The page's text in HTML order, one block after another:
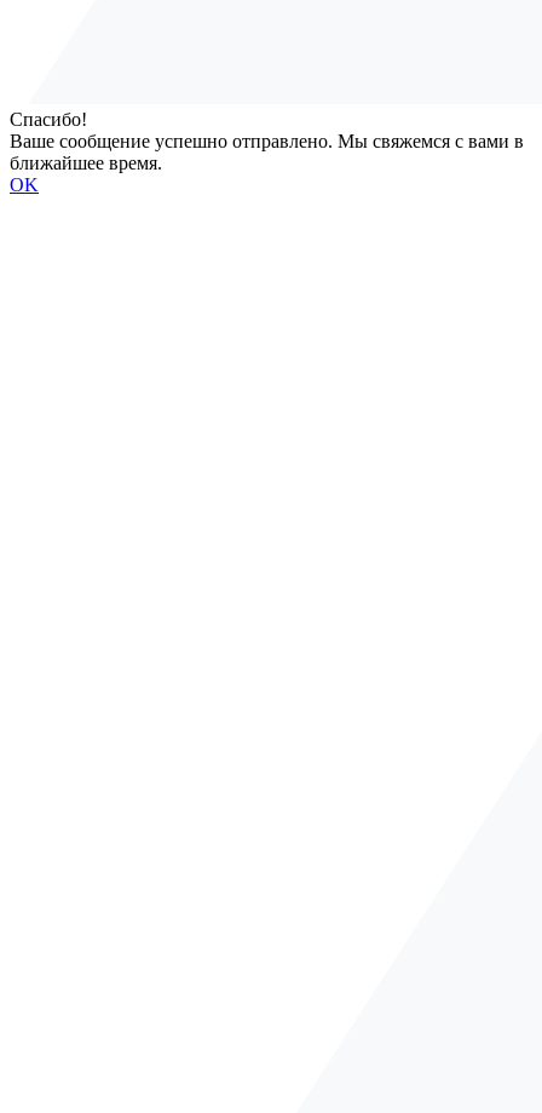
Спасибо!
Ваше сообщение успешно отправлено. Мы свяжемся с вами в
ближайшее время.
OK